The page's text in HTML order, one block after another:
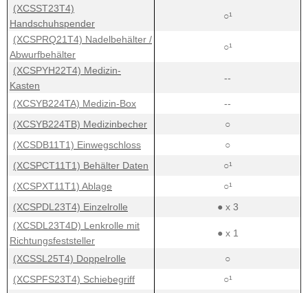
(XCSST23T4)
Handschuhspender
○¹
(XCSPRQ21T4) Nadelbehälter /
Abwurfbehälter
○¹
(XCSPYH22T4) Medizin-
Kasten
--
(XCSYB224TA) Medizin-Box
--
(XCSYB224TB) Medizinbecher
○
(XCSDB11T1) Einwegschloss
○
(XCSPCT11T1) Behälter Daten
○¹
(XCSPXT11T1) Ablage
○¹
(XCSPDL23T4) Einzelrolle
● x 3
(XCSDL23T4D) Lenkrolle mit
Richtungsfeststeller
● x 1
(XCSSL25T4) Doppelrolle
○
(XCSPFS23T4) Schiebegriff
○¹